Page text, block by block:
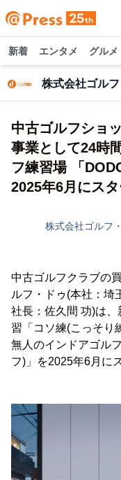
新着 エンタメ グルメ
株式会社ゴル
中古ゴルフショ
事業として24時
フ練習場 「
2025年6月にスタ
株式会社ゴルフ
中古ゴルフクラブの
ルフ・ドゥ(本社：
社長：佐久間 功)は
習「コソ練(こっそり
無人のインドアゴル
フ)」を2025年6月に